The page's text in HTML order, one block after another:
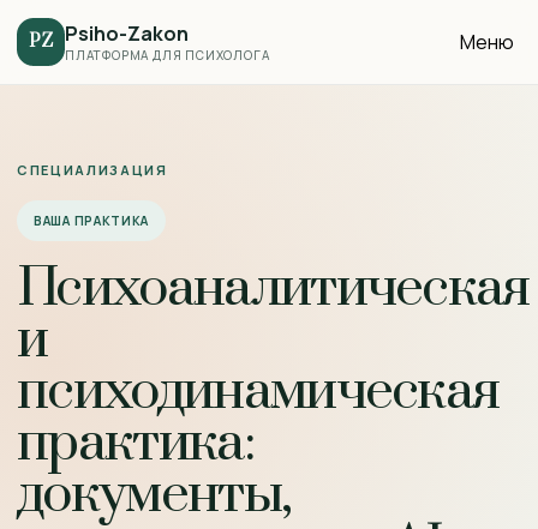
PZ Psiho-Zakon
ПЛАТФОРМА ДЛЯ ПСИХОЛОГА Меню
СПЕЦИАЛИЗАЦИЯ
ВАША ПРАКТИКА
Психоаналитическая
и
психодинамическая
практика:
документы,